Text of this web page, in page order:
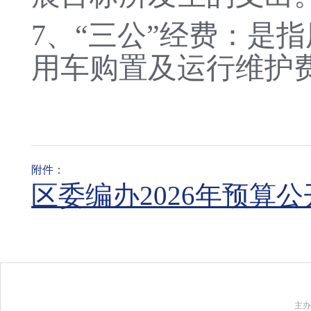
7、 “三公”经费：是
用车购置及运行维护
附件：
区委编办2026年预算
主